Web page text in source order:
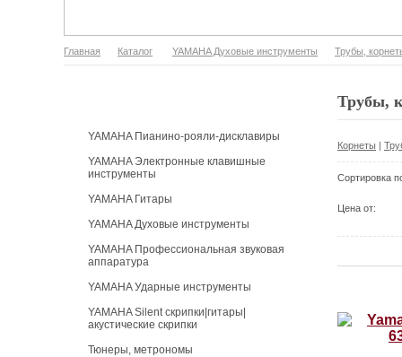
Главная Каталог YAMAHA Духовые инструменты Трубы,
YAMAHA Пианино-рояли-дисклавиры
YAMAHA Электронные клавишные
инструменты
YAMAHA Гитары
YAMAHA Духовые инструменты
YAMAHA Профессиональная звуковая
аппаратура
YAMAHA Ударные инструменты
YAMAHA Silent скрипки|гитары|
акустические скрипки
Тюнеры, метрономы
Трубы,
Корнеты |
Сортировка
Цена от: